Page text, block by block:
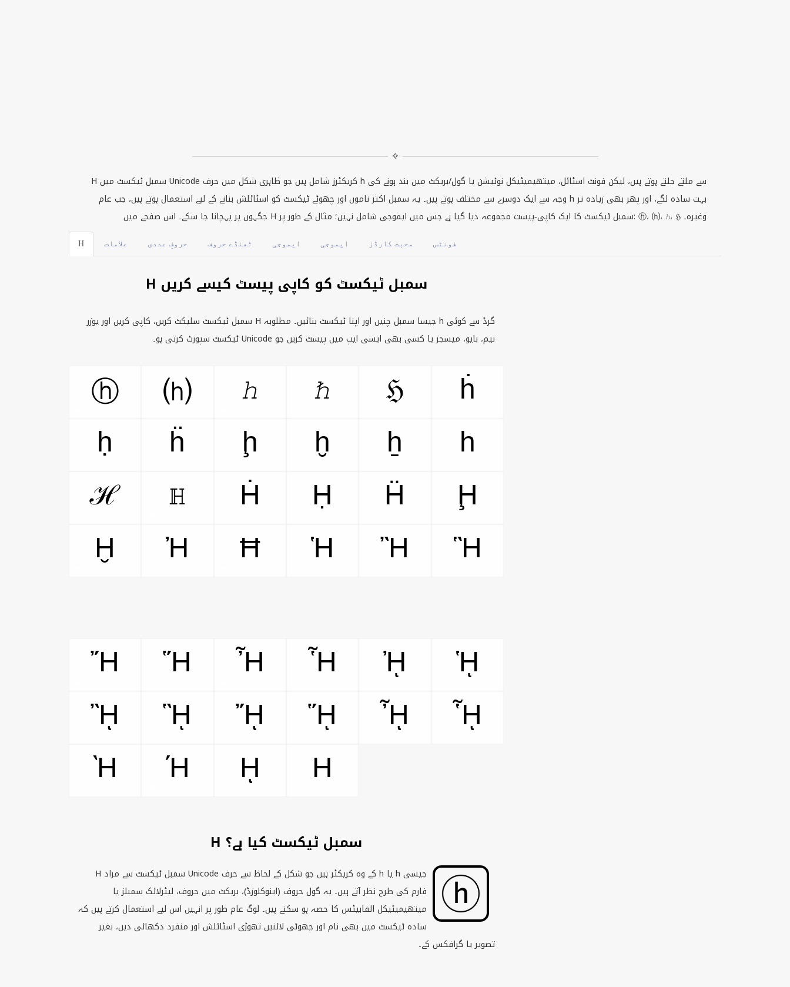
✧
H Unicode h
hبہت سادہ لگے، اور پھر بھی زیادہ تر
H سمبل ٹیکسٹ کا ایک کاپی‑پیست مجموعہ دیا گیا ہے جس میں ایموجی شامل نہیں؛ مثال کے طور پر: ⓗ، ⒣، ℎ، ℌ وغیرہ۔
H علامات حروفِ عددی ٹھنڈے حروف ایموجی ایموجی محبت کارڈز فونٹس
H سمبل ٹیکسٹ کو کاپی پیسٹ کیسے کریں
گرڈ سے کوئی h جیسا سمبل چنیں اور اپنا ٹیکسٹ بنائیں۔ مطلوبہ H سمبل ٹیکسٹ سلیکٹ کریں، کاپی کریں اور یوزر
نیم، بایو، میسجز یا کسی بھی ایسی ایپ میں پیسٹ کریں جو Unicodeٹیکسٹ سپورٹ کرتی ہو۔
ⓗ ⒣ ℎ ℏ ℌ
ḣ
ḥ
ḧ ḩ ḫ ẖ
h
ℋ
ℍ Ḣ Ḥ Ḧ
Ḩ
Ḫ
Ἠ Ħ Ἡ Ἢ Ἣ
Ἤ Ἥ Ἦ Ἧ ᾘ
ᾙ
ᾚ
ᾛ ᾜ ᾝ ᾞ
ᾟ
Ὴ
Ή ῌ H
H سمبل ٹیکسٹ کیا ہے؟
H Unicode h h
فارم کی طرح نظر آتے ہیں۔ یہ گول حروف (اینوکلوزڈ)، بریکٹ میں حروف، لیٹرلائک سمبلز یا
میتھیمیٹیکل الفابیٹس کا حصہ ہو سکتے ہیں۔ لوگ عام طور پر انہیں اس لیے استعمال کرتے ہیں کہ
سادہ ٹیکسٹ میں بھی نام اور چھوٹی لائنیں تھوڑی اسٹائلش اور منفرد دکھائی دیں، بغیر
تصویر یا گرافکس کے۔